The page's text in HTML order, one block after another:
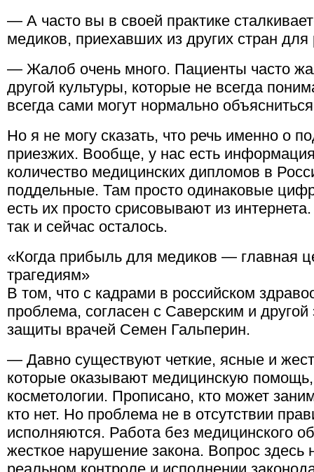
— А часто вы в своей практике
медиков, приехавших из других стран
— Жалоб очень много. Пациенты часто
другой культуры, которые не всегда
всегда сами могут нормально
Но я не могу сказать, что речь именно о
приезжих. Вообще, у нас есть
количество медицинских дипломов в
поддельные. Там просто одинаковые
есть их просто срисовывают из
так и сейчас осталось.
«Когда прибыль для медиков — главная
трагедиям»
В том, что с кадрами в российском
проблема, согласен с Саверским и
защиты врачей Семен Гальперин.
— Давно существуют четкие, ясные и
которые оказывают медицинскую
косметологии. Прописано, кто может
кто нет. Но проблема не в отсутствии
исполняются. Работа без медицинского
жесткое нарушение закона. Вопрос здесь